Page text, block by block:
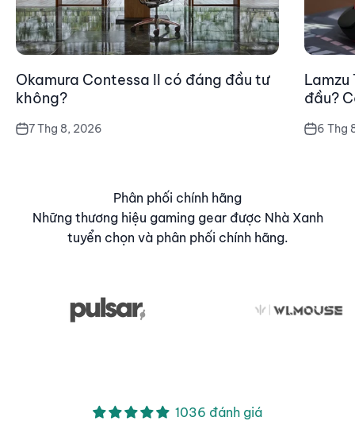
Okamura Contessa II có đáng đầu tư
không?
7 Thg 8, 2026
đầu?
6 Thg
Phân phối chính hãng
Những thương hiệu gaming gear được Nhà Xanh
tuyển chọn và phân phối chính hãng.
1036 đánh giá